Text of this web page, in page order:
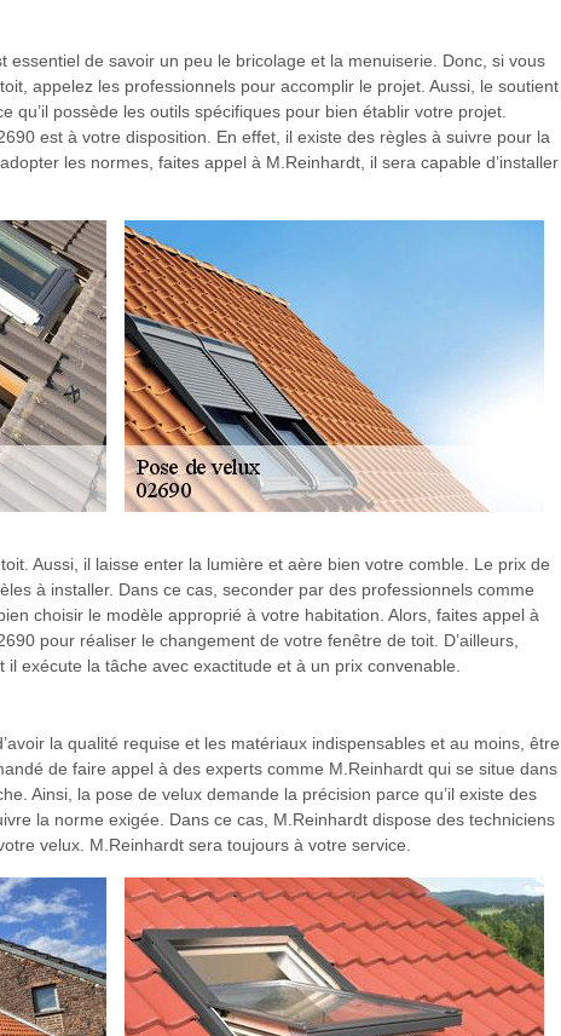
essentiel de savoir un peu le bricolage et la menuiserie. Donc, si vous
appelez les professionnels pour accomplir le projet. Aussi, le soutient
qu’il possède les outils spécifiques pour bien établir votre projet.
est à votre disposition. En effet, il existe des règles à suivre pour la
les normes, faites appel à M.Reinhardt, il sera capable d’installer
Aussi, il laisse enter la lumière et aère bien votre comble. Le prix de
à installer. Dans ce cas, seconder par des professionnels comme
choisir le modèle approprié à votre habitation. Alors, faites appel à
pour réaliser le changement de votre fenêtre de toit. D’ailleurs,
exécute la tâche avec exactitude et à un prix convenable.
la qualité requise et les matériaux indispensables et au moins, être
de faire appel à des experts comme M.Reinhardt qui se situe dans
Ainsi, la pose de velux demande la précision parce qu’il existe des
la norme exigée. Dans ce cas, M.Reinhardt dispose des techniciens
velux. M.Reinhardt sera toujours à votre service.